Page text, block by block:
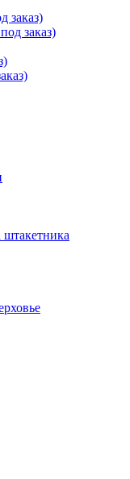
заказ)
заказ)
штакетника